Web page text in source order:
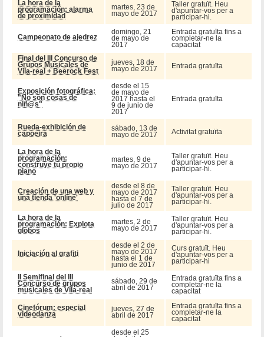
La hora de la
programación: alarma
de proximidad
martes, 23 de
mayo de 2017
Taller gratuït. Heu
d'apuntar-vos per a
participar-hi.
Campeonato de ajedrez
domingo, 21
de mayo de
2017
Entrada gratuïta fins a
completar-ne la
capacitat
Final del III Concurso de
Grupos Musicales de
Vila-real + Beerock Fest
jueves, 18 de
mayo de 2017 Entrada gratuïta
Exposición fotográfica:
"No son cosas de
niñ@s"
desde el 15
de mayo de
2017 hasta el
9 de junio de
2017
Entrada gratuïta
Rueda-exhibición de
capoeira
sábado, 13 de
mayo de 2017 Activitat gratuïta
La hora de la
programación:
construye tu propio
piano
martes, 9 de
mayo de 2017
Taller gratuït. Heu
d'apuntar-vos per a
participar-hi.
Creación de una web y
una tienda 'online'
desde el 8 de
mayo de 2017
hasta el 7 de
julio de 2017
Taller gratuït. Heu
d'apuntar-vos per a
participar-hi.
La hora de la
programación: Explota
globos
martes, 2 de
mayo de 2017
Taller gratuït. Heu
d'apuntar-vos per a
participar-hi.
Iniciación al grafiti
desde el 2 de
mayo de 2017
hasta el 1 de
junio de 2017
Curs gratuït. Heu
d'apuntar-vos per a
participar-hi
II Semifinal del III
Concurso de grupos
musicales de Vila-real
sábado, 29 de
abril de 2017
Entrada gratuïta fins a
completar-ne la
capacitat
Cinefórum: especial
videodanza
jueves, 27 de
abril de 2017
Entrada gratuïta fins a
completar-ne la
capacitat
desde el 25